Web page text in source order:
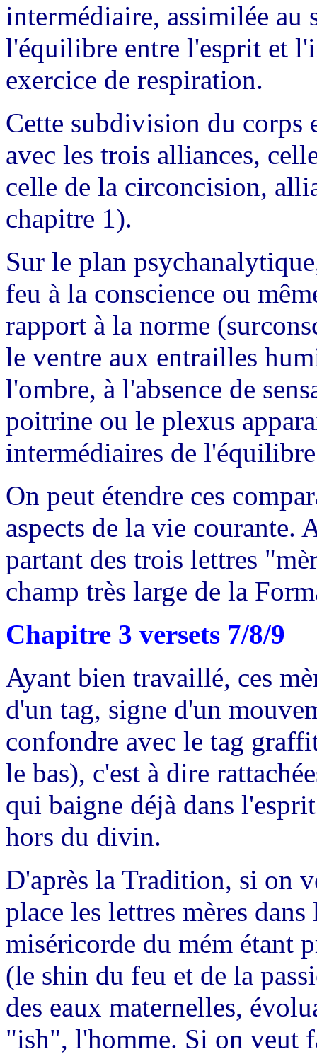
intermédiaire, assimilée
l'équilibre entre l'esprit et
exercice de respiration.
Cette subdivision du corps
avec les trois alliances,
celle de la circoncision,
chapitre 1).
Sur le plan
feu à la conscience ou
rapport à la norme
le ventre aux entrailles
l'ombre, à l'absence de
poitrine ou le plexus
intermédiaires de
On peut étendre ces
aspects de la vie courante.
partant des trois lettres
champ très large de la
Chapitre 3 versets 7/8/9
Ayant bien travaillé, ces
d'un tag, signe d'un
confondre avec le tag
le bas), c'est à dire
qui baigne déjà dans
hors du divin.
D'après la Tradition, si on
place les lettres mères
miséricorde du mém étant
(le shin du feu et de la
des eaux maternelles,
"ish", l'homme. Si on veut